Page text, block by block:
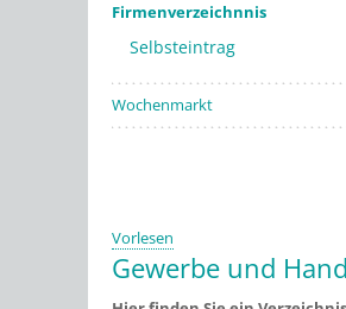
Firmenverzeichnnis
Selbsteintrag
Wochenmarkt
Vorlesen
Gewerbe und